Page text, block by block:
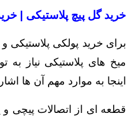
خرید گل پیچ پلاستیکی |
برای خرید پولکی
میخ های پلاستیکی نیاز
اینجا به موارد مهم آن ها
قطعه ای از اتصالات پیچی و